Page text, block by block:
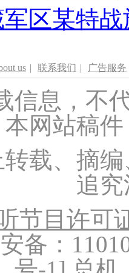
区某特
us | 联系我们 | 广告服务
信息，不
本网站稿
载、摘
追
节目许可
备：